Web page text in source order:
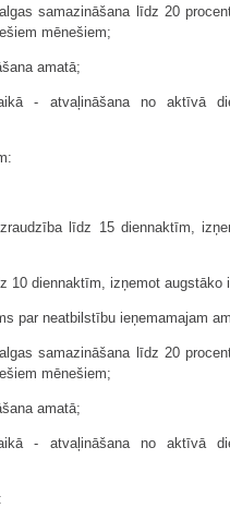
samazināšana līdz 20
mēnešiem;
amatā;
- atvaļināšana no aktīvā
līdz 15 diennaktīm,
10 diennaktīm, izņemot augstāko
par neatbilstību ieņemamajam
samazināšana līdz 20
mēnešiem;
amatā;
- atvaļināšana no aktīvā